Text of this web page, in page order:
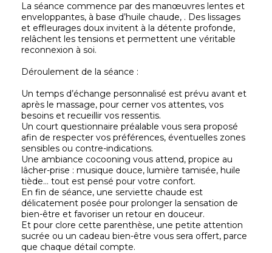
La séance commence par des manœuvres lentes et
enveloppantes, à base d’huile chaude, . Des lissages
et effleurages doux invitent à la détente profonde,
relâchent les tensions et permettent une véritable
reconnexion à soi.
Déroulement de la séance :
Un temps d’échange personnalisé est prévu avant et
après le massage, pour cerner vos attentes, vos
besoins et recueillir vos ressentis.
Un court questionnaire préalable vous sera proposé
afin de respecter vos préférences, éventuelles zones
sensibles ou contre-indications.
Une ambiance cocooning vous attend, propice au
lâcher-prise : musique douce, lumière tamisée, huile
tiède… tout est pensé pour votre confort.
En fin de séance, une serviette chaude est
délicatement posée pour prolonger la sensation de
bien-être et favoriser un retour en douceur.
Et pour clore cette parenthèse, une petite attention
sucrée ou un cadeau bien-être vous sera offert, parce
que chaque détail compte.